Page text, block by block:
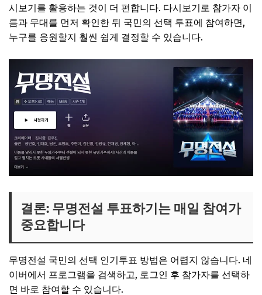
시보기를 활용하는 것이 더 편합니다. 다시보기로 참가자 이
름과 무대를 먼저 확인한 뒤 국민의 선택 투표에 참여하면,
누구를 응원할지 훨씬 쉽게 결정할 수 있습니다.
결론: 무명전설 투표하기는 매일 참여가
중요합니다
무명전설 국민의 선택 인기투표 방법은 어렵지 않습니다. 네
이버에서 프로그램을 검색하고, 로그인 후 참가자를 선택하
면 바로 참여할 수 있습니다.